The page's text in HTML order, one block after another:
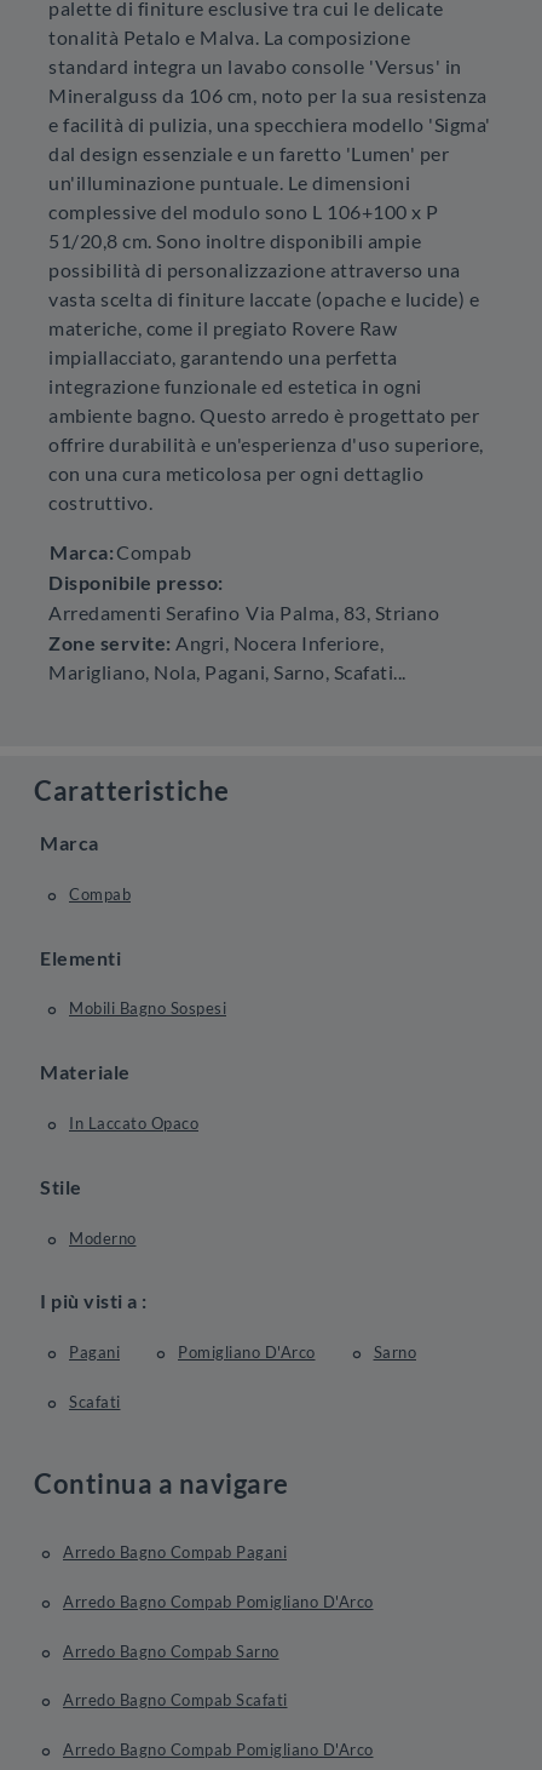
palette di finiture esclusive tra cui le delicate
tonalità Petalo e Malva. La composizione
standard integra un lavabo consolle 'Versus' in
Mineralguss da 106 cm, noto per la sua resistenza
e facilità di pulizia, una specchiera modello 'Sigma'
dal design essenziale e un faretto 'Lumen' per
un'illuminazione puntuale. Le dimensioni
complessive del modulo sono L 106+100 x P
51/20,8 cm. Sono inoltre disponibili ampie
possibilità di personalizzazione attraverso una
vasta scelta di finiture laccate (opache e lucide) e
materiche, come il pregiato Rovere Raw
impiallacciato, garantendo una perfetta
integrazione funzionale ed estetica in ogni
ambiente bagno. Questo arredo è progettato per
offrire durabilità e un'esperienza d'uso superiore,
con una cura meticolosa per ogni dettaglio
costruttivo.
Marca: Compab
Disponibile presso:
Arredamenti Serafino Via Palma, 83, Striano
Zone servite: Angri, Nocera Inferiore,
Marigliano, Nola, Pagani, Sarno, Scafati...
Caratteristiche
Marca
Compab
Elementi
Mobili Bagno Sospesi
Materiale
In Laccato Opaco
Stile
Moderno
I più visti a :
Pagani Pomigliano D'Arco Sarno
Scafati
Continua a navigare
Arredo Bagno Compab Pagani
Arredo Bagno Compab Pomigliano D'Arco
Arredo Bagno Compab Sarno
Arredo Bagno Compab Scafati
Arredo Bagno Compab Pomigliano D'Arco